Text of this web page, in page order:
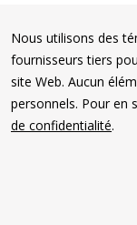
Nous utilisons des
fournisseurs tiers
site Web. Aucun
personnels. Pour en
de confidentialité.